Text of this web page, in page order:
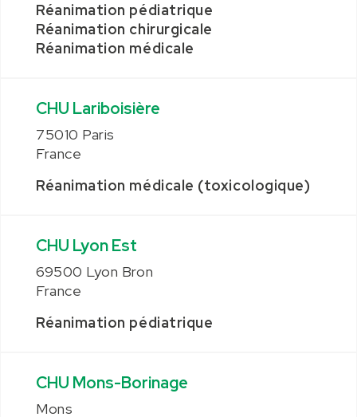
Réanimation pédiatrique
Réanimation chirurgicale
Réanimation médicale
CHU Lariboisière
75010 Paris
France
Réanimation médicale (toxicologique)
CHU Lyon Est
69500 Lyon Bron
France
Réanimation pédiatrique
CHU Mons-Borinage
Mons